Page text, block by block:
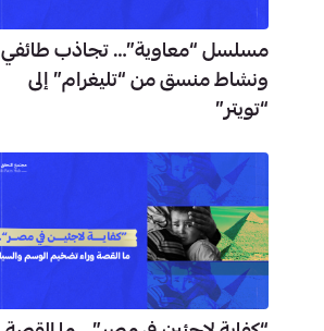
مسلسل “معاوية”… تجاذب طائفي
ونشاط منسق من “تليغرام” إلى
“تويتر”